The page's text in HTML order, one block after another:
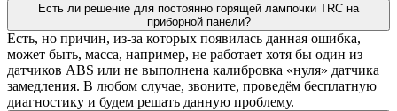
Есть ли решение для постоянно горящей лампочки TRC на
приборной панели?
Есть, но причин, из-за которых появилась данная ошибка,
может быть, масса, например, не работает хотя бы один из
датчиков ABS или не выполнена калибровка «нуля» датчика
замедления. В любом случае, звоните, проведём бесплатную
диагностику и будем решать данную проблему.